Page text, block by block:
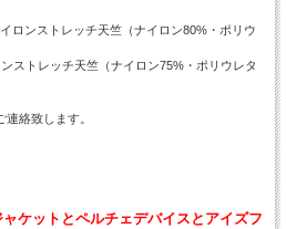
ロンストレッチ天竺（ナイロン80%・ポリウ
ストレッチ天竺（ナイロン75%・ポリウレタ
絡致します。
ケットとペルチェデバイスとアイズフ